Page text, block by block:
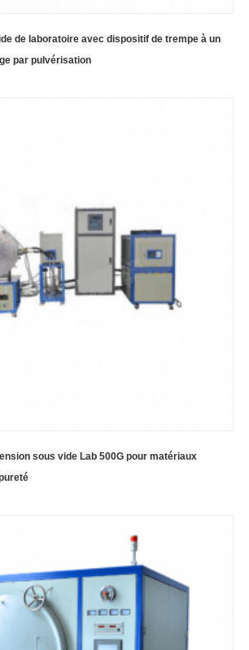
de laboratoire avec dispositif de trempe à un
par pulvérisation
sous vide Lab 500G pour matériaux